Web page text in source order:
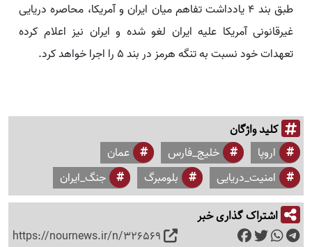
طبق بند ۴ یادداشت تفاهم میان ایران و آمریکا، محاصره دریایی
غیرقانونی آمریکا علیه ایران لغو شده و ایران نیز اعلام کرده
تعهدات خود نسبت به تنگه هرمز در بند ۵ را اجرا خواهد کرد.
کلید واژگان
اروپا خلیج_فارس
عمان
امنیت_دریایی
بلومبرگ جنگ_ایران
اشتراک گذاری خبر
https://nournews.ir/n/326569